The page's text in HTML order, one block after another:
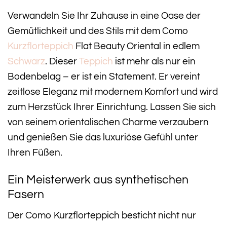
Verwandeln Sie Ihr Zuhause in eine Oase der
Gemütlichkeit und des Stils mit dem Como
Kurzflorteppich Flat Beauty Oriental in edlem
Schwarz. Dieser Teppich ist mehr als nur ein
Bodenbelag – er ist ein Statement. Er vereint
zeitlose Eleganz mit modernem Komfort und wird
zum Herzstück Ihrer Einrichtung. Lassen Sie sich
von seinem orientalischen Charme verzaubern
und genießen Sie das luxuriöse Gefühl unter
Ihren Füßen.
Ein Meisterwerk aus synthetischen
Fasern
Der Como Kurzflorteppich besticht nicht nur